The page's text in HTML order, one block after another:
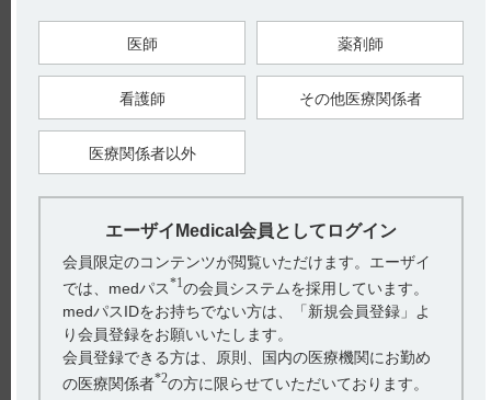
はありますか？
エピレオプチマル散50％は、いろいろな型のてんかん小発作を臨
床的に改善するばかりでなく、これ らに特有の異常脳波をも改
善します。 欠神発作（アブサンス...
さい。
電子添文には、作用機序に関する以下の記載があります。（引用
1） エトスクシミドは視床神経細胞でヒトT型Ca2＋チャネルを治
療上適切な濃度で遮...
【エピレオプチマル】 授乳婦への投与に関する注意
医師 薬剤師
看護師 その他医療関係者
医療関係者以外
エーザイMedical会員としてログイン
会員限定のコンテンツが閲覧いただけます。エーザイ
では、medパス*1の会員システムを採用しています。
medパスIDをお持ちでない方は、「新規会員登録」よ
り会員登録をお願いいたします。
会員登録できる方は、原則、国内の医療機関にお勤め
の医療関係者*2の方に限らせていただいております。